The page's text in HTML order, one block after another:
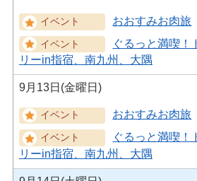
おおすみお肉旅
ぐるっと満喫！
リーin指宿、南九州、大隅
9月13日(金曜日)
おおすみお肉旅
ぐるっと満喫！
リーin指宿、南九州、大隅